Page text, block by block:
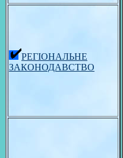
РЕГІОНАЛЬНЕ
ЗАКОНОДАВСТВО